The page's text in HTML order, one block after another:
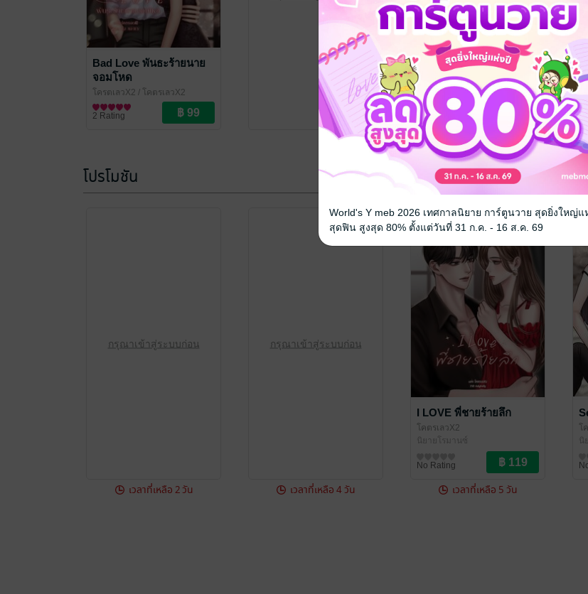
Bad Love พันธะร้ายนาย
จอมโหด
โครตเลวX2 / โคตรเลวX2
นิยายโรมานซ์
2 Rating
TATTOO SKULL เพราะ
รักเรา..(มันลับ!!)
SOBAD.X2
/ โคตรเลวX2
นิยายโรมานซ์
1 Rating
รั
1
โปรโมชัน
กรุณาเข้าสู่ระบบก่อน
เวลาที่เหลือ 2 วัน
กรุณาเข้าสู่ระบบก่อน
เวลาที่เหลือ 4 วัน
-40%
I LOVE พี่ชายร้ายลึก
โคตรเลวX2
นิยายโรมานซ์
No Rating
เวลาที่เหลือ 5 วัน
โ
World's Y meb 2026 เทศกาลนิยาย การ์ตูนวาย สุดยิ่งใหญ่แ
สุดฟิน สูงสุด 80% ตั้งแต่วันที่ 31 ก.ค. - 16 ส.ค. 69